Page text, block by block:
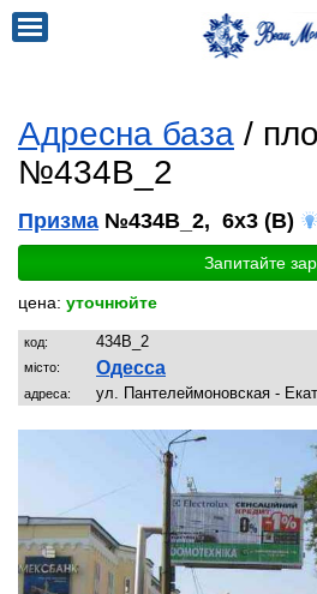
Адресна база /
№434B_2
Призма №434B_2, 6x3 (B)
Запитайте
цена: уточнюйте
код: 434B_2
місто: Одесса
адреса: ул. Пантелеймоновская -